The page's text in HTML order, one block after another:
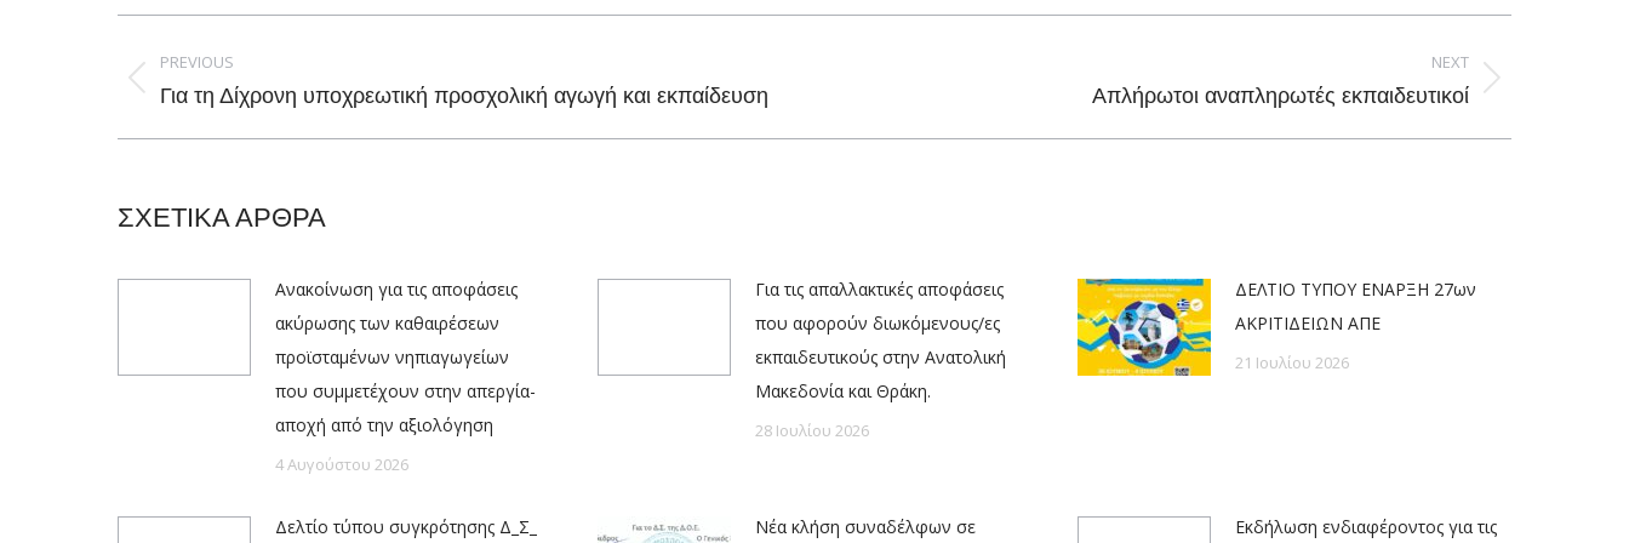
Facebook
X
PinterestLinkedIn
navigation
PREVIOUS
Previous
Για τη Δίχρονη υποχρεωτική προσχολική αγωγή και εκπαίδευση
NEXT
Απλήρωτοι αναπληρωτές εκπαιδευτικοί
ΣΧΕΤΙΚΑ ΑΡΘΡΑ
Ανακοίνωση για τις αποφάσεις
ακύρωσης των καθαιρέσεων
προϊσταμένων νηπιαγωγείων
που συμμετέχουν στην απεργία-
αποχή από την αξιολόγηση
4 Αυγούστου 2026
Για τις απαλλακτικές αποφάσεις
που αφορούν διωκόμενους/ες
εκπαιδευτικούς στην Ανατολική
Μακεδονία και Θράκη.
28 Ιουλίου 2026
ΔΕΛΤΙΟ ΤΥΠΟΥ ΕΝΑΡΞΗ 27ων
ΑΚΡΙΤΙΔΕΙΩΝ ΑΠΕ
21 Ιουλίου 2026
Δελτίο τύπου συγκρότησης Δ_Σ_ Νέα κλήση συναδέλφων σε Εκδήλωση ενδιαφέροντος για τις